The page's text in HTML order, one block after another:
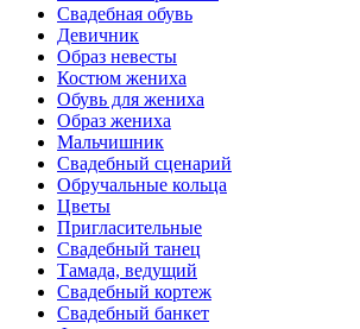
Свадебная обувь
Девичник
Образ невесты
Костюм жениха
Обувь для жениха
Образ жениха
Мальчишник
Свадебный сценарий
Обручальные кольца
Цветы
Пригласительные
Свадебный танец
Тамада, ведущий
Свадебный кортеж
Свадебный банкет